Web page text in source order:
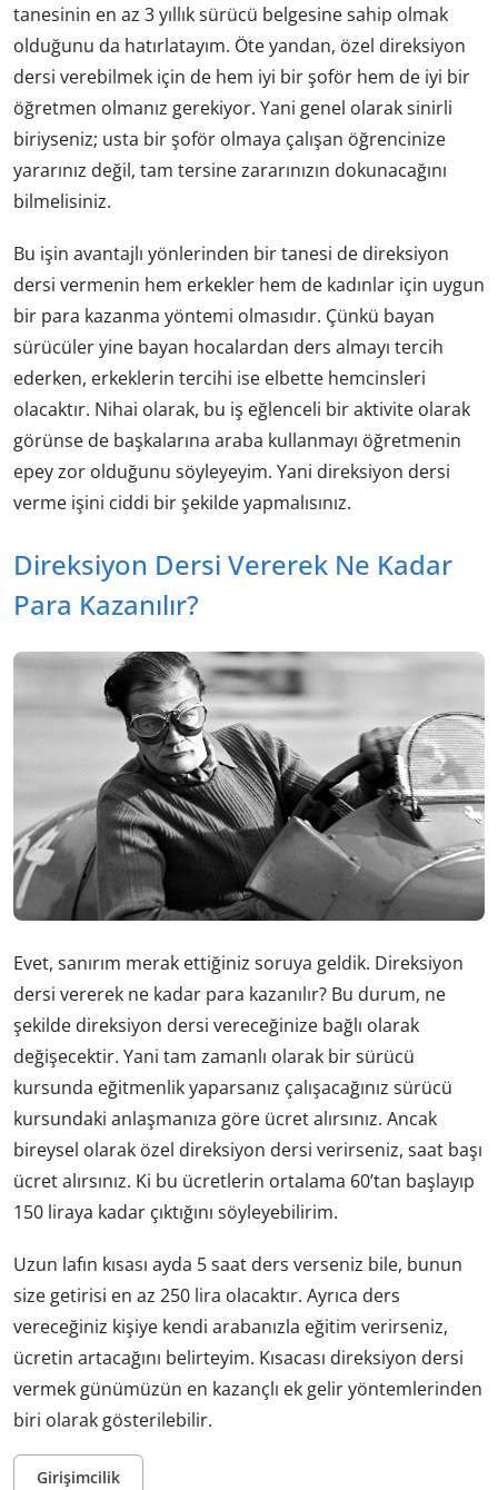
tanesinin en az 3 yıllık sürücü belgesine sahip olmak
olduğunu da hatırlatayım. Öte yandan, özel direksiyon
dersi verebilmek için de hem iyi bir şoför hem de iyi bir
öğretmen olmanız gerekiyor. Yani genel olarak sinirli
biriyseniz; usta bir şoför olmaya çalışan öğrencinize
yararınız değil, tam tersine zararınızın dokunacağını
bilmelisiniz.
Bu işin avantajlı yönlerinden bir tanesi de direksiyon
dersi vermenin hem erkekler hem de kadınlar için uygun
bir para kazanma yöntemi olmasıdır. Çünkü bayan
sürücüler yine bayan hocalardan ders almayı tercih
ederken, erkeklerin tercihi ise elbette hemcinsleri
olacaktır. Nihai olarak, bu iş eğlenceli bir aktivite olarak
görünse de başkalarına araba kullanmayı öğretmenin
epey zor olduğunu söyleyeyim. Yani direksiyon dersi
verme işini ciddi bir şekilde yapmalısınız.
Direksiyon Dersi Vererek Ne Kadar
Para Kazanılır?
Evet, sanırım merak ettiğiniz soruya geldik. Direksiyon
dersi vererek ne kadar para kazanılır? Bu durum, ne
şekilde direksiyon dersi vereceğinize bağlı olarak
değişecektir. Yani tam zamanlı olarak bir sürücü
kursunda eğitmenlik yaparsanız çalışacağınız sürücü
kursundaki anlaşmanıza göre ücret alırsınız. Ancak
bireysel olarak özel direksiyon dersi verirseniz, saat başı
ücret alırsınız. Ki bu ücretlerin ortalama 60’tan başlayıp
150 liraya kadar çıktığını söyleyebilirim.
Uzun lafın kısası ayda 5 saat ders verseniz bile, bunun
size getirisi en az 250 lira olacaktır. Ayrıca ders
vereceğiniz kişiye kendi arabanızla eğitim verirseniz,
ücretin artacağını belirteyim. Kısacası direksiyon dersi
vermek günümüzün en kazançlı ek gelir yöntemlerinden
biri olarak gösterilebilir.
Girişimcilik